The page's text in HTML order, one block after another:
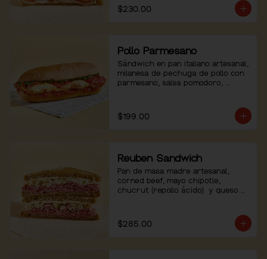
$230.00
Pollo Parmesano
Sándwich en pan italiano artesanal,
milanesa de pechuga de pollo con
parmesano, salsa pomodoro,
$199.00
Reuben Sandwich
Pan de masa madre artesanal,
corned beef, mayo chipotle,
chucrut (repollo ácido)  y queso
$285.00